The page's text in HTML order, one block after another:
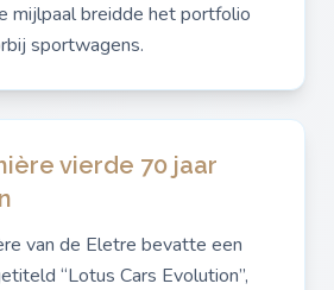
mijlpaal breidde het portfolio
sportwagens.
vierde 70 jaar
van de Eletre bevatte een
“Lotus Cars Evolution”,